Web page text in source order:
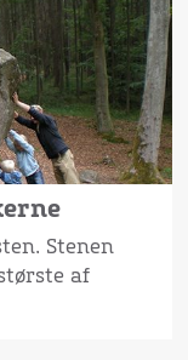
Stenen
af